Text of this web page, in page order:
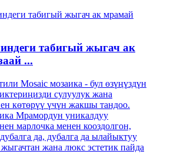
табигый жыгач ак
...
Mosaic мозаика - бул өзүңүздүн
сулуулук жана
көтөрүү үчүн жакшы тандоо.
Мрамордун уникалдуу
марлочка менен кооздолгон,
да, дубалга да ылайыктуу
жана люкс эстетик пайда